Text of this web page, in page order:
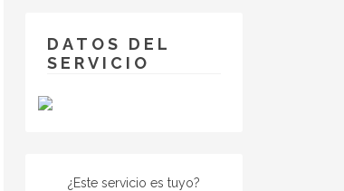
DATOS DEL
SERVICIO
¿Este servicio es tuyo?